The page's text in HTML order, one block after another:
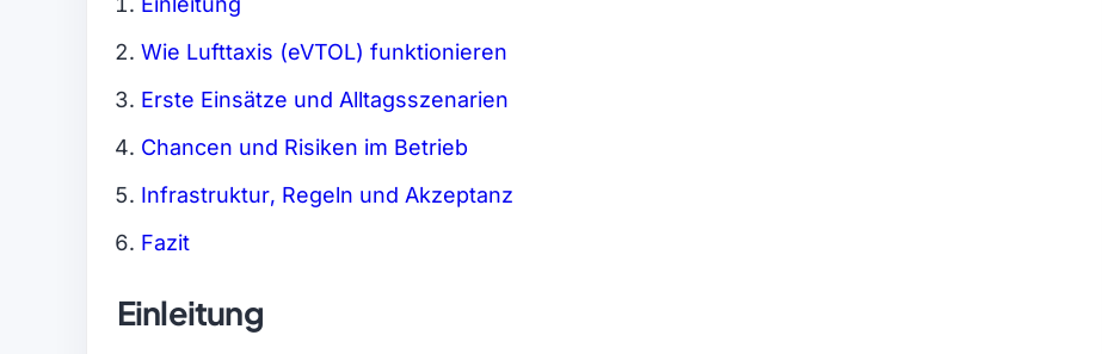
Wie Lufttaxis (eVTOL) funktionieren
Erste Einsätze und Alltagsszenarien
Chancen und Risiken im Betrieb
Infrastruktur, Regeln und Akzeptanz
Fazit
Einleitung